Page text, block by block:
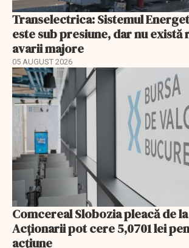
Transelectrica: Sistemul
este sub presiune, dar nu există
avarii majore
05 AUGUST 2026
Comcereal Slobozia pleacă de
Acționarii pot cere 5,0701 lei
acțiune